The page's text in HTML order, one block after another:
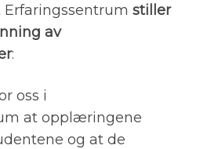
stiller
av
:
oss i
at opplæringene
og at de